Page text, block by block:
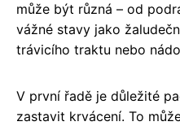
může být různá – od
vážné stavy jako
trávicího traktu nebo
V první řadě je důležité
zastavit krvácení. To